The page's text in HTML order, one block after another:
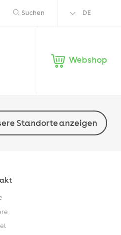
Suchen
DE
Webshop
Standorte anzeigen